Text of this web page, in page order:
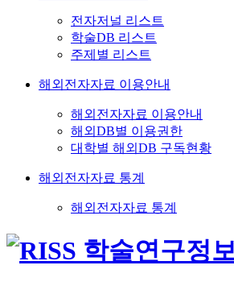
전자저널 리스트
학술DB 리스트
주제별 리스트
해외전자자료 이용안내
해외전자자료 이용안내
해외DB별 이용권한
대학별 해외DB 구독현황
해외전자자료 통계
해외전자자료 통계